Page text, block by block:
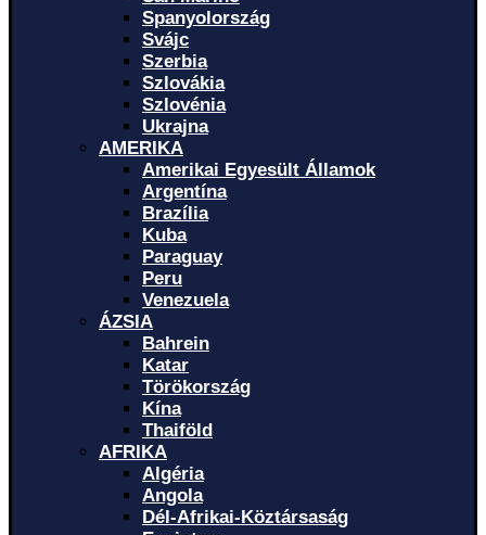
Spanyolország
Svájc
Szerbia
Szlovákia
Szlovénia
Ukrajna
AMERIKA
Amerikai Egyesült Államok
Argentína
Brazília
Kuba
Paraguay
Peru
Venezuela
ÁZSIA
Bahrein
Katar
Törökország
Kína
Thaiföld
AFRIKA
Algéria
Angola
Dél-Afrikai-Köztársaság